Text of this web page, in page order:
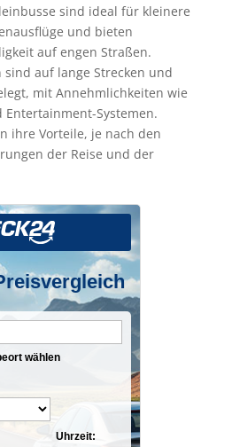
sind ideal für kleinere
und bieten
auf engen Straßen.
sind auf lange Strecken und
mit Annehmlichkeiten wie
Entertainment-Systemen.
ihre Vorteile, je nach den
der Reise und der
wählen
Uhrzeit: